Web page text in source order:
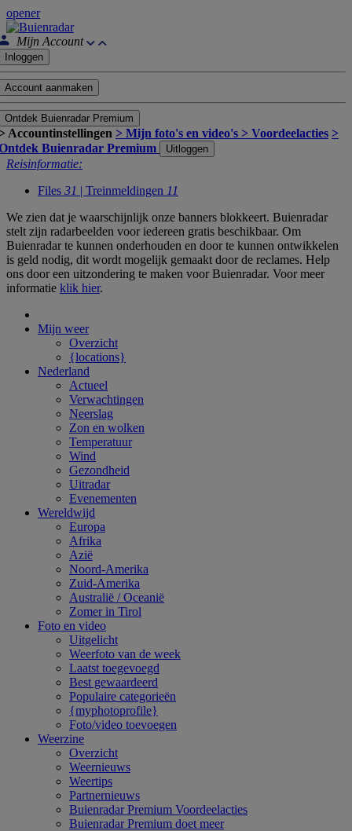
opener
Mijn Account
Inloggen
Account aanmaken
Ontdek Buienradar Premium
Accountinstellingen > Mijn foto's en video's > Voordeelacties >
Buienradar Premium
Uitloggen
Reisinformatie:
Files 31 | Treinmeldingen 11
We zien dat je waarschijnlijk onze banners blokkeert. Buienradar
stelt zijn radarbeelden voor iedereen gratis beschikbaar. Om
Buienradar te kunnen onderhouden en door te kunnen ontwikkelen
is geld nodig, dit wordt mogelijk gemaakt door de reclames. Help
ons door een uitzondering te maken voor Buienradar. Voor meer
informatie klik hier.
Mijn weer
Overzicht
{locations}
Nederland
Actueel
Verwachtingen
Neerslag
Zon en wolken
Temperatuur
Wind
Gezondheid
Uitradar
Evenementen
Wereldwijd
Europa
Afrika
Azië
Noord-Amerika
Zuid-Amerika
Australië / Oceanië
Zomer in Tirol
Foto en video
Uitgelicht
Weerfoto van de week
Laatst toegevoegd
Best gewaardeerd
Populaire categorieën
{myphotoprofile}
Foto/video toevoegen
Weerzine
Overzicht
Weernieuws
Weertips
Partnernieuws
Buienradar Premium Voordeelacties
Buienradar Premium doet meer